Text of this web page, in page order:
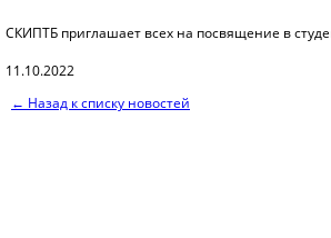
СКИПТБ приглашает всех на посвящение в
11.10.2022
← Назад к списку новостей